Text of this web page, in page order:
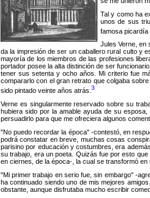
Tal y como ha
unos de sus
famosa
Jules Verne, en
da la impresión de ser un caballero rural culto y
mayoría de los miembros de las profesiones
portador posee la alta distinción de ser
tener sus setenta y ocho años. Mi criterio fue
compararlo con el gran retrato que colgaba
sido pintado veinte años atrás. 3
Verne es singularmente reservado sobre su
hubiera sido por la amable ayuda de su
persuadirlo para que me ofreciera algunos
No puedo recordar la época -contestó, en
podrá constatar en breve, muchas cosas
parisino por educación y costumbres, era
su trabajo, era un poeta. Quizás fue por esto
en ciernes, de la época-, la cual se transformó
Mi primer trabajo en serio fue, sin embargo -
ha continuado siendo uno de mis mejores
obstante, aunque disfrutaba mucho escribir